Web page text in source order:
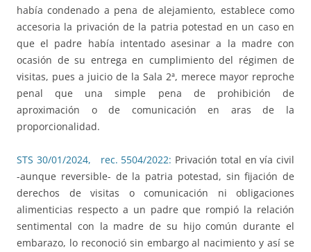
había condenado a pena de alejamiento, establece como
accesoria la privación de la patria potestad en un caso en
que el padre había intentado asesinar a la madre con
ocasión de su entrega en cumplimiento del régimen de
visitas, pues a juicio de la Sala 2ª, merece mayor reproche
penal que una simple pena de prohibición de
aproximación o de comunicación en aras de la
proporcionalidad.
STS 30/01/2024, rec. 5504/2022: Privación total en vía civil
-aunque reversible- de la patria potestad, sin fijación de
derechos de visitas o comunicación ni obligaciones
alimenticias respecto a un padre que rompió la relación
sentimental con la madre de su hijo común durante el
embarazo, lo reconoció sin embargo al nacimiento y así se